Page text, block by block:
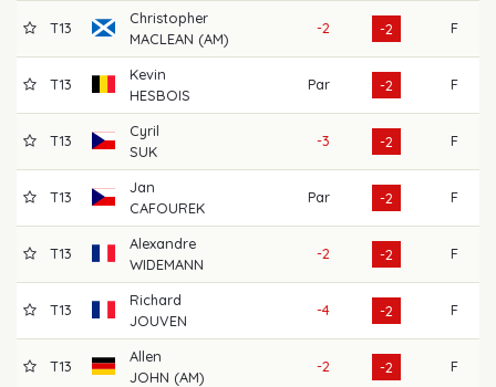
T13
Christopher
MACLEAN (AM)
-2 -2 F
T13
Kevin
HESBOIS
Par -2 F
T13
Cyril
SUK
-3 -2 F
T13
Jan
CAFOUREK
Par -2 F
T13
Alexandre
WIDEMANN
-2 -2 F
T13
Richard
JOUVEN
-4 -2 F
T13
Allen
JOHN (AM)
-2 -2 F